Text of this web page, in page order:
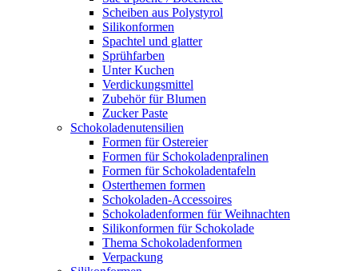
Scheiben aus Polystyrol
Silikonformen
Spachtel und glatter
Sprühfarben
Unter Kuchen
Verdickungsmittel
Zubehör für Blumen
Zucker Paste
Schokoladenutensilien
Formen für Ostereier
Formen für Schokoladenpralinen
Formen für Schokoladentafeln
Osterthemen formen
Schokoladen-Accessoires
Schokoladenformen für Weihnachten
Silikonformen für Schokolade
Thema Schokoladenformen
Verpackung